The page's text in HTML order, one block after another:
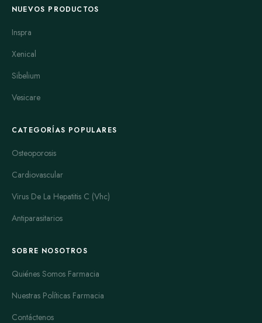
NUEVOS PRODUCTOS
Inspra
Xenical
Sibelium
Vesicare
CATEGORÍAS POPULARES
Osteoporosis
Cardiovascular
Virus De La Hepatitis C (Vhc)
Antiparasitarios
SOBRE NOSOTROS
Quiénes Somos Farmacia
Nuestras Políticas Farmacia
Contáctenos